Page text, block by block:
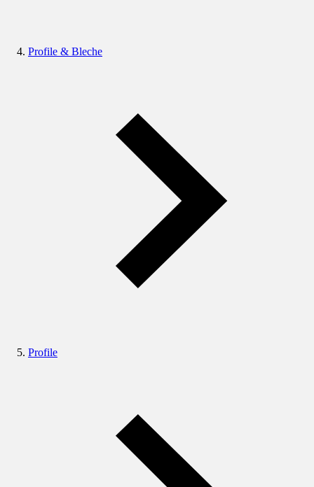
Profile & Bleche
Profile